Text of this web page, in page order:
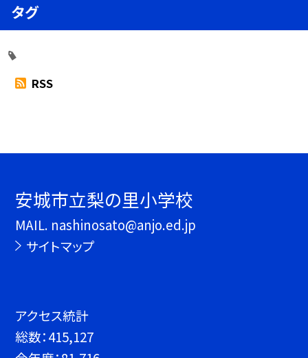
タグ
RSS
安城市立梨の里小学校
MAIL. nashinosato@anjo.ed.jp
サイトマップ
アクセス統計
総数：415,127